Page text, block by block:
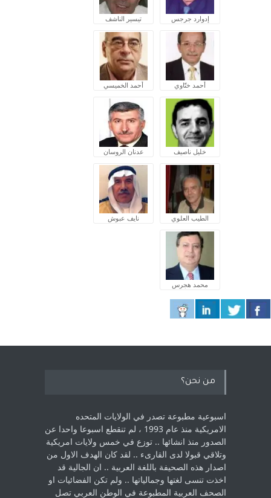
إدوارد جرجس تيسير الناشف
أحمد ختّاوي أحمد الخميسي
خليل ناصيف عدنان الروسان
الطيب العلوي نايف عبوش
محمد هجرس
من نحن؟
اسبوعية مطبوعة تصدر في الولايات المتحده
الامريكية منذ عام 1993 ، لم ‏تنقطع اسبوعا واحدا عن
الصدور منذ انشائها .. توزع في خمس ولايات امريكية
‏وتلاقي قبولا لدى القارىء ..‏ لقد كان الهدف الاول من
اصدار هذه الصحيفة باللغة العربية .. ان الجالية قد
اخذت ‏تنسى لغتها وجمالياتها .. ولم تكن الفضائيات او
الصحف العربية المطبوعة في الوطن ‏العربي تصل